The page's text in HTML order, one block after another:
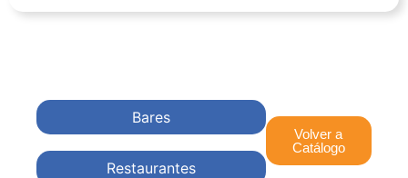
Bares
Restaurantes
Volver a
Catálogo